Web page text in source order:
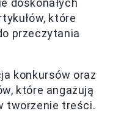
doskonałych
które
przeczytania
konkursów oraz
które angażują
tworzenie treści.